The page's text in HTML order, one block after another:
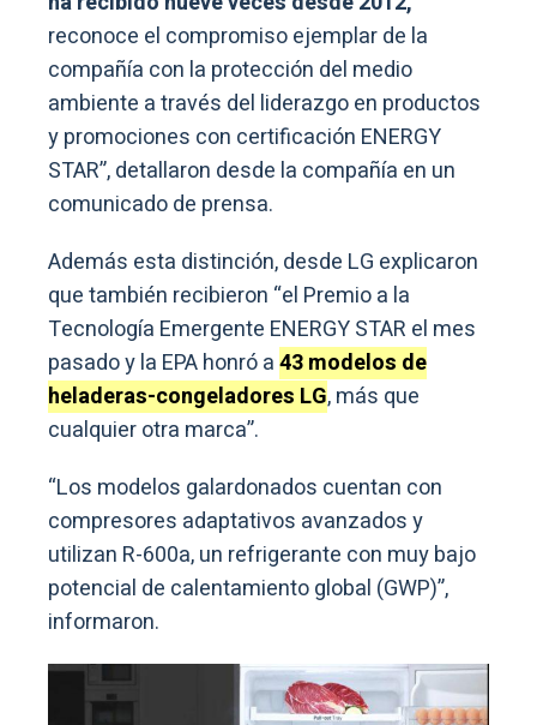
reconoce el compromiso ejemplar de la
compañía con la protección del medio
ambiente a través del liderazgo en productos
y promociones con certificación ENERGY
STAR”, detallaron desde la compañía en un
comunicado de prensa.
Además esta distinción, desde LG explicaron
que también recibieron “el Premio a la
Tecnología Emergente ENERGY STAR el mes
pasado y la EPA honró a43 modelos de
heladeras-congeladores LG, más que
cualquier otra marca”.
“Los modelos galardonados cuentan con
compresores adaptativos avanzados y
utilizan R-600a, un refrigerante con muy bajo
potencial de calentamiento global (GWP)”,
informaron.